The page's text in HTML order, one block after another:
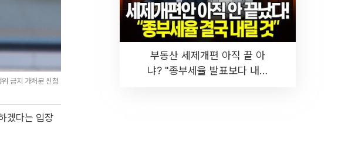
금지 가처분 신청
겠다는 입장
부동산 세제개편 아직 끝 아
냐? "종부세율 발표보다 내릴